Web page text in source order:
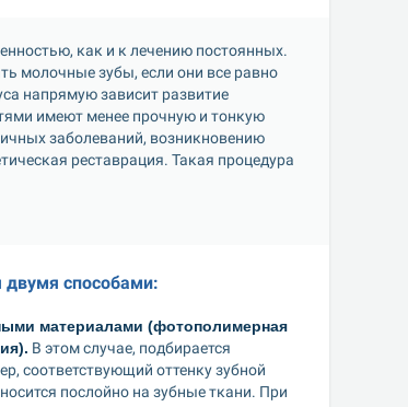
как и к лечению постоянных.
молочные зубы, если они все равно
напрямую зависит развитие
имеют менее прочную и тонкую
заболеваний, возникновению
реставрация. Такая процедура
двумя способами:
материалами (фотополимерная
В этом случае, подбирается
соответствующий оттенку зубной
послойно на зубные ткани. При